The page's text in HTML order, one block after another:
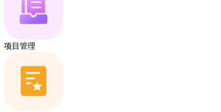
项目管理